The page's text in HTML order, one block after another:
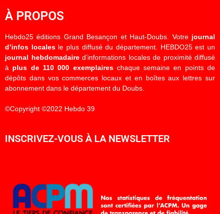
À PROPOS
Hebdo25 éditions Grand Besançon et Haut-Doubs. Votre journal
d’infos localesle plus diffusé du département. HEBDO25 est un
journal hebdomadaired’informations locales de proximité diffusé
à plus de 110 000 exemplaireschaque semaine en points de
dépôts dans vos commerces locaux et en boîtes aux lettres sur
abonnement dans le département du Doubs.
©Copyright ©2022 Hebdo 39
INSCRIVEZ-VOUS À LA NEWSLETTER